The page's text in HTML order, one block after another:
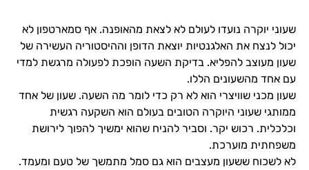
שעוני יוקרה נועדו לעולם לא לצאת מהאופנה. אף סמארטפון לא
יכול לנצח את האלגנטיות יוצאת הדופן וההיסטוריה העשירה של
שעון מעוצב להפליא. בדיקת השעה הופכת לפעולה מרגשת למדי
עם אחד מהשעונים הללו.
שעון מכני שוויצרי הוא לא רק כדי לומר מה השעה. שעון של אחד
ממותגי שעוני היוקרה הטובים בעולם הוא השקעה רגשית
וכלכלית. רכוש יקר. וסביר להניח שהוא ימשיך להפוך לירושת
משפחתית מוערכת.
לא לשכוח ששעון מעצבים הוא גם סמל מתמשך של טעם ומעמד.